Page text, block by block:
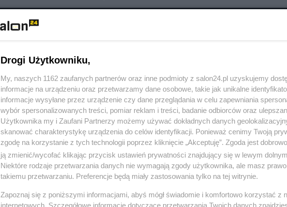
Polityka Gospodarka
Drogi Użytkowniku,
My, naszych 1162 zaufanych partnerów oraz inne podmioty z salon24.pl uzyskujemy
informacje na urządzeniu oraz przetwarzamy dane osobowe, takie jak unikalne
informacje wysyłane przez urządzenie czy dane przeglądania w celu zapewniania
wybór spersonalizowanych treści, pomiar reklam i treści, badanie odbiorców oraz
Użytkownika my i Zaufani Partnerzy możemy używać dokładnych danych
skanować charakterystykę urządzenia do celów identyfikacji. Ponieważ cenimy Twoją
zgodę na korzystanie z tych technologii poprzez kliknięcie „Akceptuję”. Zgoda jest
ją zmienić/wycofać klikając przycisk ustawień prywatności znajdujący się w lewym
Niektóre rodzaje przetwarzania danych nie wymagają zgody użytkownika, ale masz
takiemu przetwarzaniu. Preferencje będą miały zastosowania tylko na tej witrynie.
Zapoznaj się z poniższymi informacjami, abyś mógł świadomie i komfortowo korzystać z
internetowych. Szczegółowe informacje dotyczące przetwarzania Twoich danych